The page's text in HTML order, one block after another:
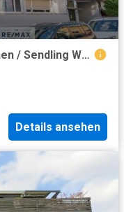
1 Schlafzimmer Wohnung München / Sendling Westpark Deutschland 95691527
Details ansehen